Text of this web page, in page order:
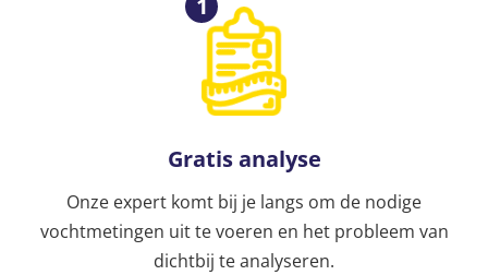
Gratis analyse
Onze expert komt bij je langs om de nodige
vochtmetingen uit te voeren en het probleem van
dichtbij te analyseren.